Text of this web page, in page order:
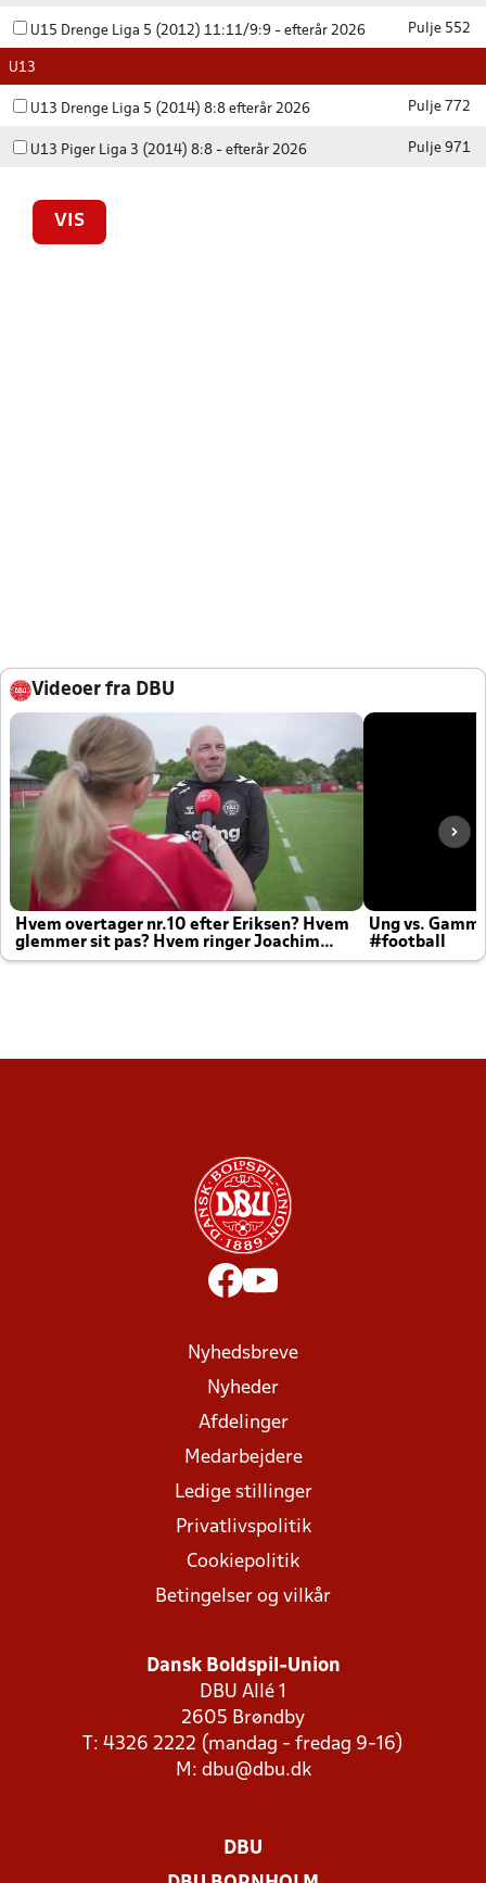
U15 Drenge Liga 5 (2012) 11:11/9:9 - efterår 2026 Pulje 552
U13
U13 Drenge Liga 5 (2014) 8:8 efterår 2026 Pulje 772
U13 Piger Liga 3 (2014) 8:8 - efterår 2026 Pulje 971
VIS
Videoer fra DBU
Hvem overtager nr.10 efter Eriksen? Hvem
glemmer sit pas? Hvem ringer Joachim
altid til efter kampe?
Ung vs.
#football
Nyhedsbreve
Nyheder
Afdelinger
Medarbejdere
Ledige stillinger
Privatlivspolitik
Cookiepolitik
Betingelser og vilkår
Dansk Boldspil-Union
DBU Allé 1
2605 Brøndby
T: 4326 2222 (mandag - fredag 9-16)
M: dbu@dbu.dk
DBU